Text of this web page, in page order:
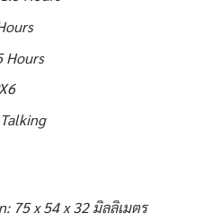
Hours
75 x 54 x 32 มิลลิเมตร